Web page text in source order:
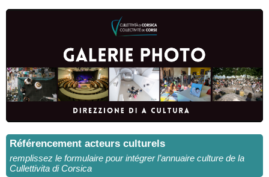
Référencement acteurs culturels
remplissez le formulaire pour intégrer l’annuaire culture de la
Cullettivita di Corsica